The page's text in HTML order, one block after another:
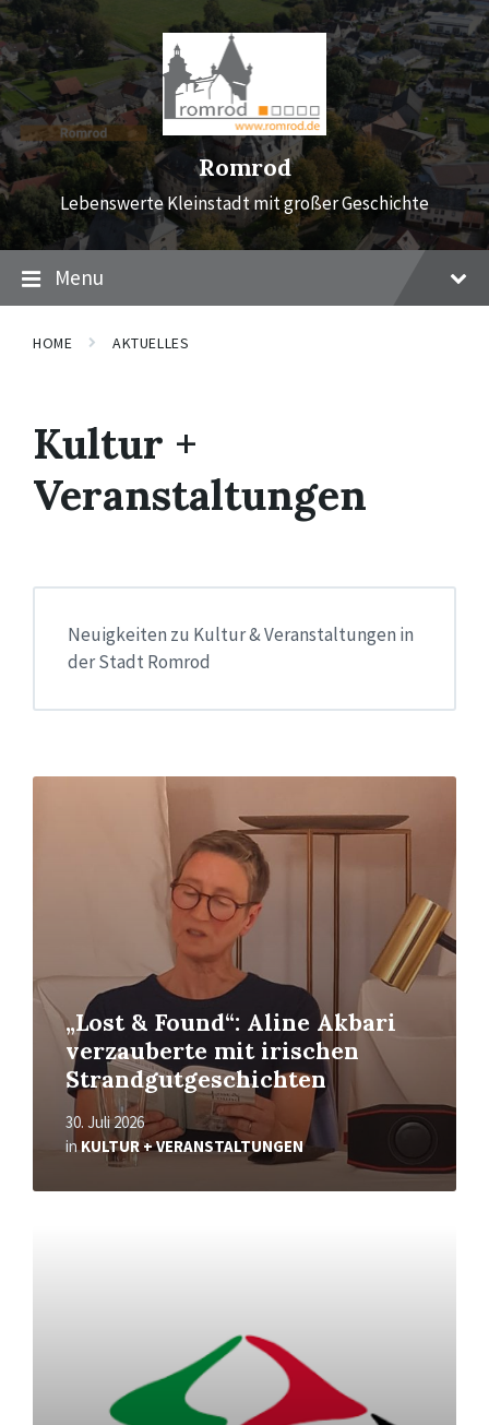
Skip
to
content
Skip
to
main
navigation
Skip
to
footer
Romrod
Lebenswerte Kleinstadt mit großer Geschichte
Menu
HOME AKTUELLES
Kultur +
Veranstaltungen
Neuigkeiten zu Kultur & Veranstaltungen in
der Stadt Romrod
„Lost & Found“: Aline Akbari
verzauberte mit irischen
Strandgutgeschichten
30. Juli 2026
inKULTUR + VERANSTALTUNGEN
Read